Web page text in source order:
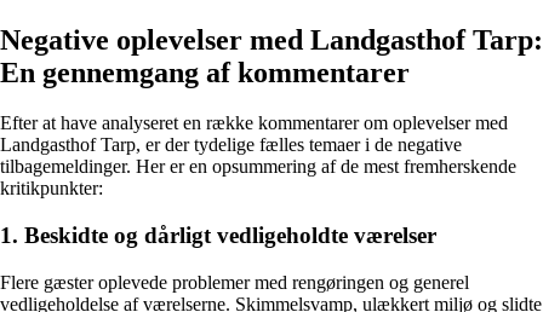
Negative oplevelser med Landgasthof Tarp:
En gennemgang af kommentarer
Efter at have analyseret en række kommentarer om oplevelser med
Landgasthof Tarp, er der tydelige fælles temaer i de negative
tilbagemeldinger. Her er en opsummering af de mest fremherskende
kritikpunkter:
1. Beskidte og dårligt vedligeholdte værelser
Flere gæster oplevede problemer med rengøringen og generel
vedligeholdelse af værelserne. Skimmelsvamp, ulækkert miljø og slidte